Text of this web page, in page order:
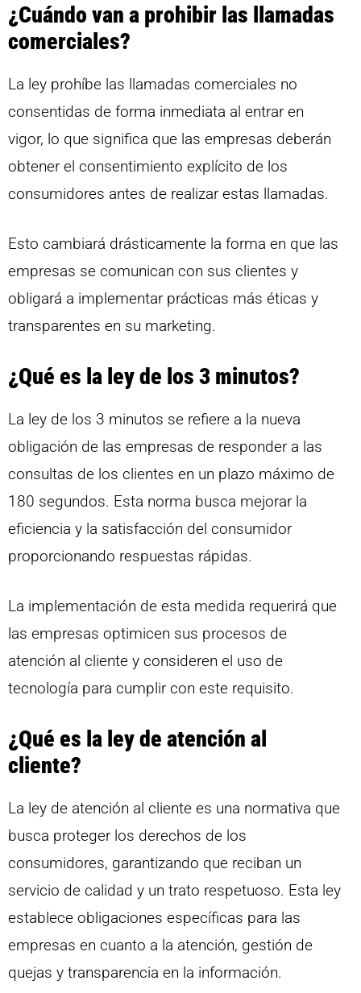
¿Cuándo van a prohibir las llamadas
comerciales?
La ley prohíbe las llamadas comerciales no
consentidas de forma inmediata al entrar en
vigor, lo que significa que las empresas deberán
obtener el consentimiento explícito de los
consumidores antes de realizar estas llamadas.
Esto cambiará drásticamente la forma en que las
empresas se comunican con sus clientes y
obligará a implementar prácticas más éticas y
transparentes en su marketing.
¿Qué es la ley de los 3 minutos?
La ley de los 3 minutos se refiere a la nueva
obligación de las empresas de responder a las
consultas de los clientes en un plazo máximo de
180 segundos. Esta norma busca mejorar la
eficiencia y la satisfacción del consumidor
proporcionando respuestas rápidas.
La implementación de esta medida requerirá que
las empresas optimicen sus procesos de
atención al cliente y consideren el uso de
tecnología para cumplir con este requisito.
¿Qué es la ley de atención al
cliente?
La ley de atención al cliente es una normativa que
busca proteger los derechos de los
consumidores, garantizando que reciban un
servicio de calidad y un trato respetuoso. Esta ley
establece obligaciones específicas para las
empresas en cuanto a la atención, gestión de
quejas y transparencia en la información.